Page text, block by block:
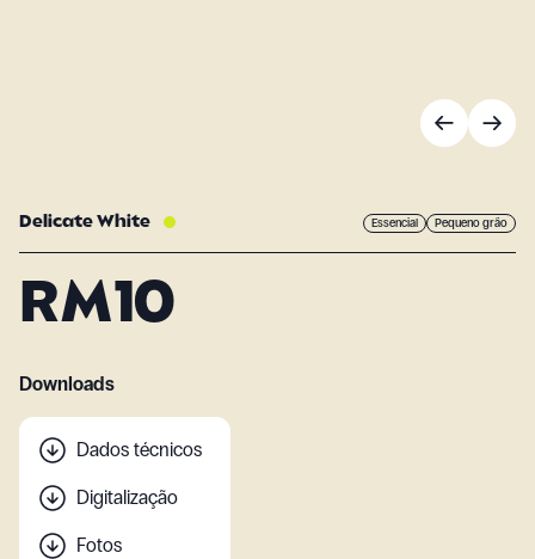
Delicate White Essencial Pequeno grão
RM10
Downloads
Dados técnicos
Digitalização
Fotos